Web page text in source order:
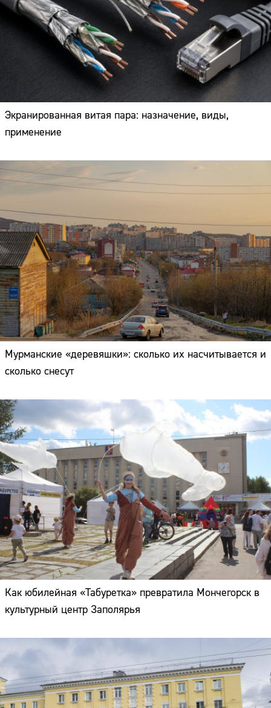
Экранированная витая пара: назначение, виды,
применение
Мурманские «деревяшки»: сколько их насчитывается и
сколько снесут
Как юбилейная «Табуретка» превратила Мончегорск в
культурный центр Заполярья